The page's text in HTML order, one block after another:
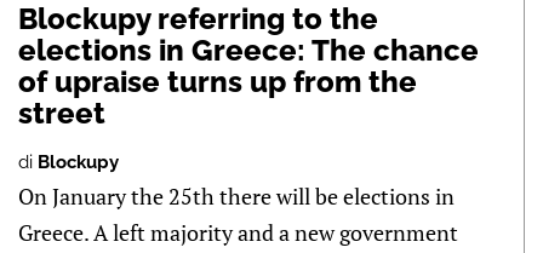
Blockupy referring to the
elections in Greece: The chance
of upraise turns up from the
street
di Blockupy
On January the 25th there will be elections in
Greece. A left majority and a new government